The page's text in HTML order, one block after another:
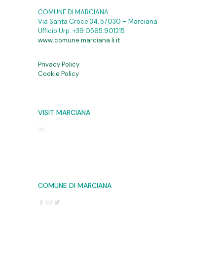
COMUNE DI MARCIANA
Via Santa Croce 34, 57030 – Marciana
Ufficio Urp: +39 0565.901215
www.comune.marciana.li.it
Privacy Policy
Cookie Policy
VISIT MARCIANA
COMUNE DI MARCIANA